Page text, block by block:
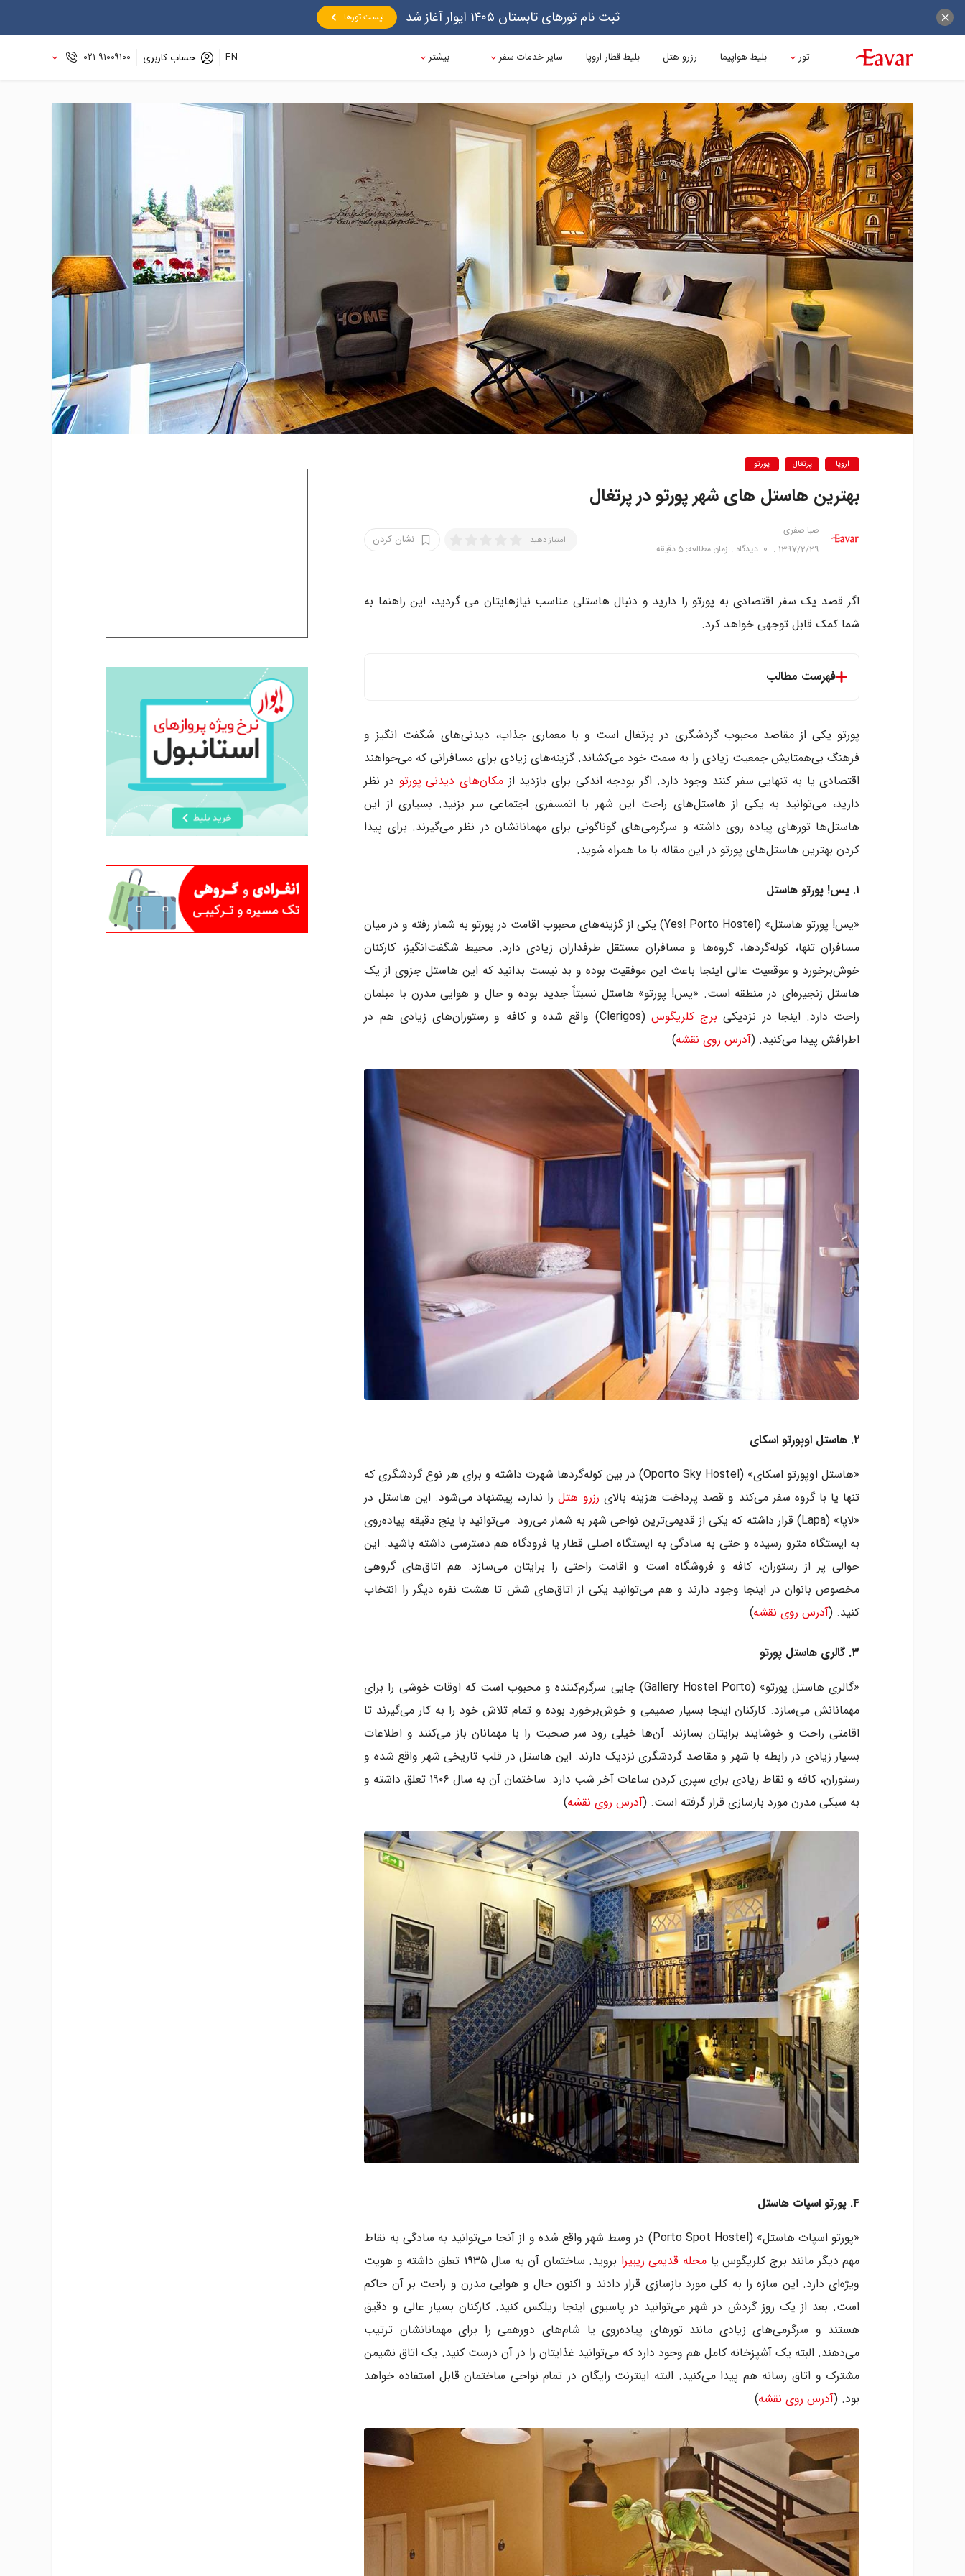
ثبت نام تورهای تابستان ۱۴۰۵ ایوار آغاز شد لیست تورها
تور بلیط هواپیما رزرو هتل بلیط قطار اروپا سایر خدمات سفر بیشتر EN حساب کاربری ۰۲۱-۹۱۰۰۹۱۰۰
اروپا پرتغال پورتو
بهترین هاستل های شهر پورتو در پرتغال
صبا صفری
1397/2/29
0 دیدگاه زمان مطالعه: 5 دقیقه
امتیاز دهید نشان کردن
اگر قصد یک سفر اقتصادی به پورتو را دارید و دنبال هاستلی مناسب نیازهایتان می گردید، این راهنما به
شما کمک قابل توجهی خواهد کرد.
فهرست مطالب
۲. هاستل اوپورتو اسکای
۵. راک اند پورتو هاستل
۶. پورتو لانج
۷. بست گست پورتو هاستل
۸. هاستل ریوولی سینما
پورتو یکی از مقاصد محبوب گردشگری در پرتغال است و با معماری جذاب، دیدنی‌های شگفت انگیز و
فرهنگ بی‌همتایش جمعیت زیادی را به سمت خود می‌کشاند. گزینه‌های زیادی برای مسافرانی که می‌خواهند
اقتصادی یا به تنهایی سفر کنند وجود دارد. اگر بودجه اندکی برای بازدید از مکان‌های دیدنی پورتو در نظر
دارید، می‌توانید به یکی از هاستل‌های راحت این شهر با اتمسفری اجتماعی سر بزنید. بسیاری از این
هاستل‌ها تورهای پیاده روی داشته و سرگرمی‌های گوناگونی برای مهمانانشان در نظر می‌گیرند. برای پیدا
کردن بهترین هاستل‌های پورتو در این مقاله با ما همراه شوید.
۱. یس! پورتو هاستل
«یس! پورتو هاستل» (Yes! Porto Hostel) یکی از گزینه‌های محبوب اقامت در پورتو به شمار رفته و در میان
مسافران تنها، کوله‌گردها، گروه‌ها و مسافران مستقل طرفداران زیادی دارد. محیط شگفت‌انگیز، کارکنان
خوش‌برخورد و موقعیت عالی اینجا باعث این موفقیت بوده و بد نیست بدانید که این هاستل جزوی از یک
هاستل زنجیره‌ای در منطقه‌ است. «یس! پورتو» هاستل نسبتاً جدید بوده و حال و هوایی مدرن با مبلمان
راحت دارد. اینجا در نزدیکی برج کلریگوس
(Clerigos) واقع شده و کافه و رستوران‌های زیادی هم در
اطرافش پیدا می‌کنید. (آدرس روی نقشه)
۲. هاستل اوپورتو اسکای
«هاستل اوپورتو اسکای» (Oporto Sky Hostel) در بین کوله‌گردها شهرت داشته و برای هر نوع گردشگری که
تنها یا با گروه سفر می‌کند و قصد پرداخت هزینه بالای رزرو هتلرا ندارد، پیشنهاد می‌شود. این هاستل در
«لاپا» (Lapa) قرار داشته که یکی از قدیمی‌ترین نواحی شهر به شمار می‌رود. می‌توانید با پنج دقیقه پیاده‌روی
به ایستگاه مترو رسیده و حتی به سادگی به ایستگاه اصلی قطار یا فرودگاه هم دسترسی داشته باشید. این
حوالی پر از رستوران، کافه و فروشگاه است و اقامت راحتی را برایتان می‌سازد. هم اتاق‌های گروهی
مخصوص بانوان در اینجا وجود دارند و هم می‌توانید یکی از اتاق‌های شش تا هشت نفره دیگر را انتخاب
کنید. (آدرس روی نقشه)
۳. گالری هاستل پورتو
«گالری هاستل پورتو» (Gallery Hostel Porto) جایی سرگرم‌کننده و محبوب است که اوقات خوشی را برای
مهمانانش می‌سازد. کارکنان اینجا بسیار صمیمی و خوش‌برخورد بوده و تمام تلاش خود را به کار می‌گیرند تا
اقامتی راحت و خوشایند برایتان بسازند. آن‌ها خیلی زود سر صحبت را با مهمانان باز می‌کنند و اطلاعات
بسیار زیادی در رابطه با شهر و مقاصد گردشگری نزدیک دارند. این هاستل در قلب تاریخی شهر واقع شده و
رستوران‌، کافه و نقاط زیادی برای سپری کردن ساعات آخر شب دارد. ساختمان آن به سال ۱۹۰۶ تعلق داشته و
به سبکی مدرن مورد بازسازی قرار گرفته است. (آدرس روی نقشه)
۴. پورتو اسپات هاستل
«پورتو اسپات هاستل» (Porto Spot Hostel) در وسط شهر واقع شده و از آنجا می‌توانید به سادگی به نقاط
مهم دیگر مانند برج کلریگوس یا محله قدیمی ریبیرا
بروید. ساختمان آن به سال ۱۹۳۵ تعلق داشته و هویت
ویژه‌ای دارد. این سازه را به کلی مورد بازسازی قرار دادند و اکنون حال و هوایی مدرن و راحت بر آن حاکم
است. بعد از یک روز گردش در شهر می‌توانید در پاسیوی اینجا ریلکس کنید. کارکنان بسیار عالی و دقیق
هستند و سرگرمی‌های زیادی مانند تورهای پیاده‌روی یا شام‌های دورهمی را برای مهمانانشان ترتیب
می‌دهند. البته یک آشپزخانه کامل هم وجود دارد که می‌توانید غذایتان را در آن درست کنید. یک اتاق نشیمن
مشترک و اتاق رسانه هم پیدا می‌کنید. البته اینترنت رایگان در تمام نواحی ساختمان قابل استفاده خواهد
بود. (آدرس روی نقشه)